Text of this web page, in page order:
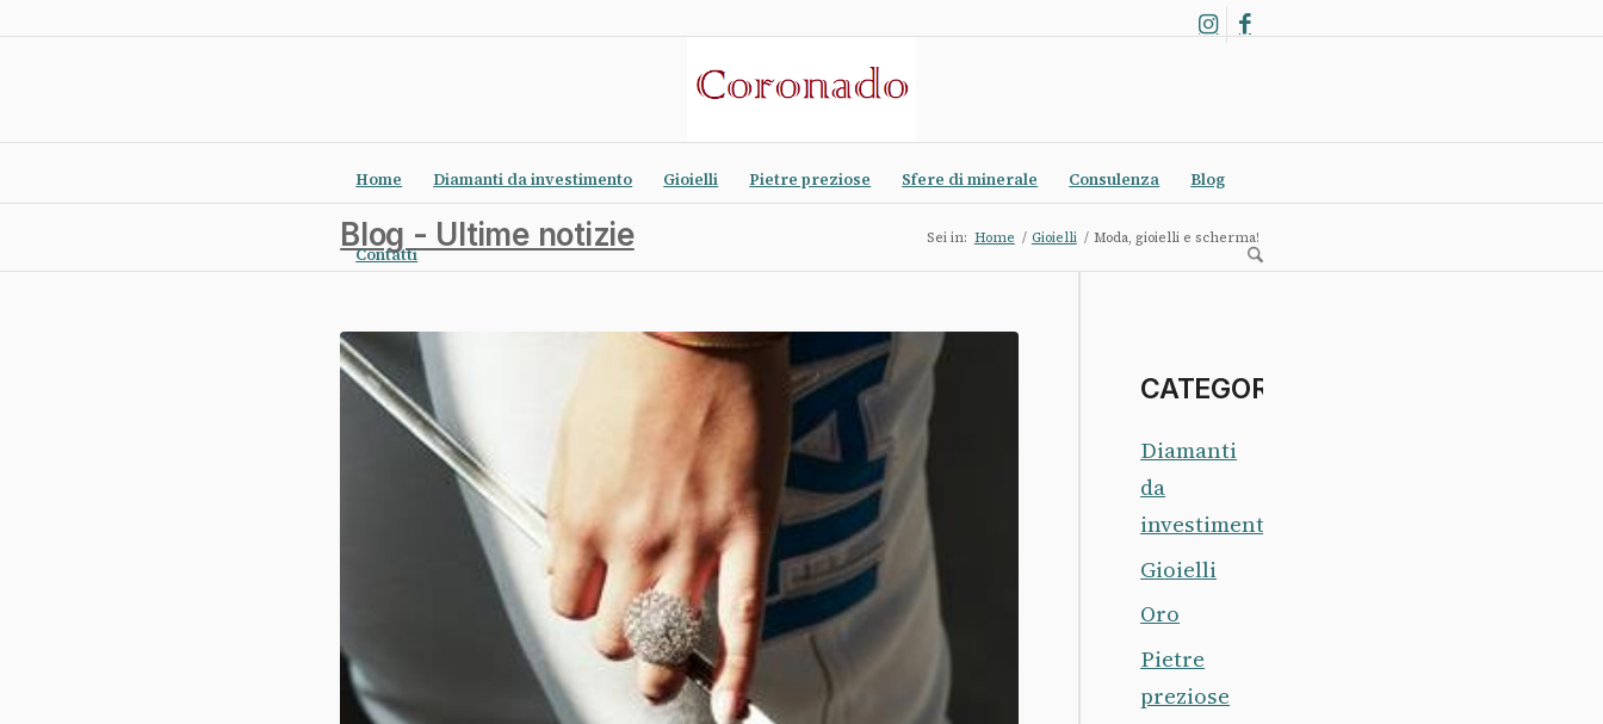
Home Diamanti da investimento Gioielli Pietre preziose Sfere di minerale Consulenza Blog
Contatti
Blog - Ultime notizie Sei in: Home / Gioielli / Moda, gioielli e scherma!
CATEGORIE
Diamanti
da
investimento
Gioielli
Oro
Pietre
preziose